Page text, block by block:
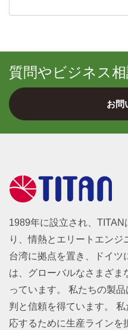
質問やビジネス
お問
1989年に設立され、
り、情熱とエリートエンジ
台湾に拠点を置き、ドイツ
は、グローバルなさまざま
っています。 私たちの製
判と信頼を得ています。
応するために生産ラインを